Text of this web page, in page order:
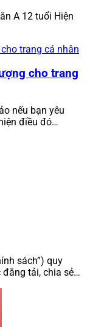
A 12 tuổi Hiện
cho trang
nếu bạn yêu
điều đó…
sách”) quy
tải, chia sẻ…